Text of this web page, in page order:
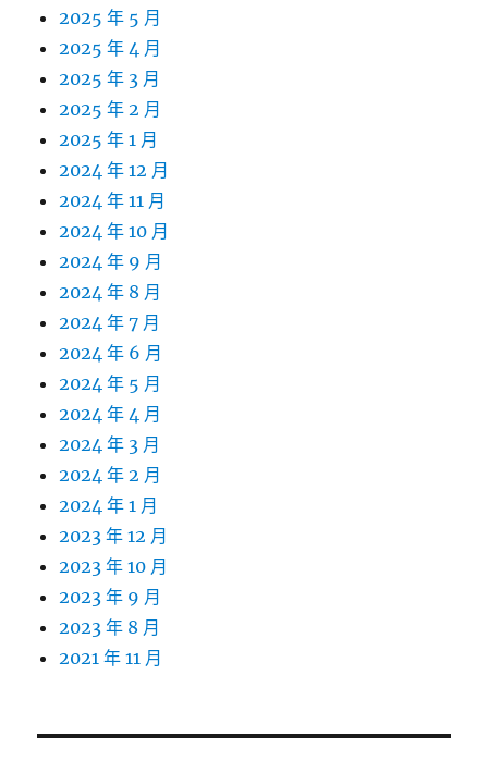
2025 年 5 月
2025 年 4 月
2025 年 3 月
2025 年 2 月
2025 年 1 月
2024 年 12 月
2024 年 11 月
2024 年 10 月
2024 年 9 月
2024 年 8 月
2024 年 7 月
2024 年 6 月
2024 年 5 月
2024 年 4 月
2024 年 3 月
2024 年 2 月
2024 年 1 月
2023 年 12 月
2023 年 10 月
2023 年 9 月
2023 年 8 月
2021 年 11 月